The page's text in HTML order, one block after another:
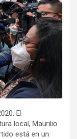
El
local, Maurilio
está en un